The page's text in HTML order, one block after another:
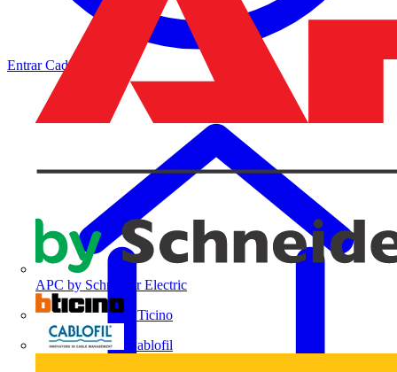
APC by Schneider Electric
BTicino
Cablofil
EntrarCadastrar